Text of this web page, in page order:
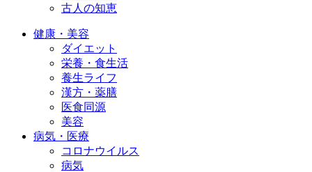
古人の知恵
健康・美容
ダイエット
栄養・食生活
養生ライフ
漢方・薬膳
医食同源
美容
病気・医療
コロナウイルス
病気